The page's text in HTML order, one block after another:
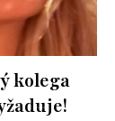
kolega